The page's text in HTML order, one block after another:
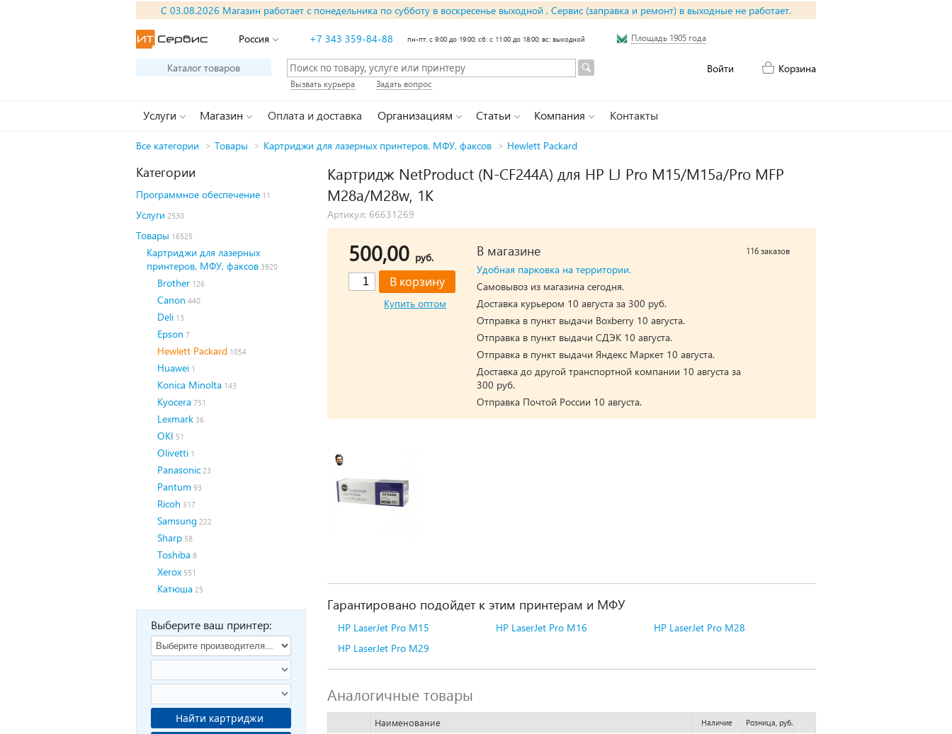
С 03.08.2026 Магазин работает с понедельника по субботу в воскресенье выходной , Сервис (заправка и ремонт) в выходные не работает.
Россия +7 343 359-84-88 пн-пт: с 9:00 до 19:00; сб: с 11:00 до 18:00; вс: выходной Площадь 1905 года
Каталог товаров Войти Корзина
Вызвать курьера Задать вопрос
Услуги Магазин Оплата и доставка Организациям Статьи Компания Контакты
Все категории > Товары > Картриджи для лазерных принтеров, МФУ, факсов > Hewlett Packard
Категории
Программное обеспечение 11
Услуги 2530
Товары 16525
Картриджи для лазерных
принтеров, МФУ, факсов 3920
Brother 126
Canon 440
Deli 13
Epson 7
Hewlett Packard 1054
Huawei 1
Konica Minolta 143
Kyocera 751
Lexmark 36
OKI 51
Olivetti 1
Panasonic 23
Pantum 93
Ricoh 317
Samsung 222
Sharp 58
Toshiba 8
Xerox 551
Катюша 25
Выберите ваш принтер:
Найти картриджи
Картридж NetProduct (N-CF244A) для HP LJ Pro M15/M15a/Pro MFP
M28a/M28w, 1K
Артикул: 66631269
500,00 руб.
Купить оптом
В магазине
Удобная парковка на территории.
Самовывоз из магазина сегодня.
Доставка курьером 10 августа за 300 руб.
Отправка в пункт выдачи Boxberry 10 августа.
Отправка в пункт выдачи СДЭК 10 августа.
Отправка в пункт выдачи Яндекс Маркет 10 августа.
Доставка до другой транспортной компании 10 августа за
300 руб.
Отправка Почтой России 10 августа.
116 заказов
Гарантировано подойдет к этим принтерам и МФУ
HP LaserJet Pro M15 HP LaserJet Pro M16
HP LaserJet Pro M28
HP LaserJet Pro M29
Аналогичные товары
Наименование Наличие Розница, руб.